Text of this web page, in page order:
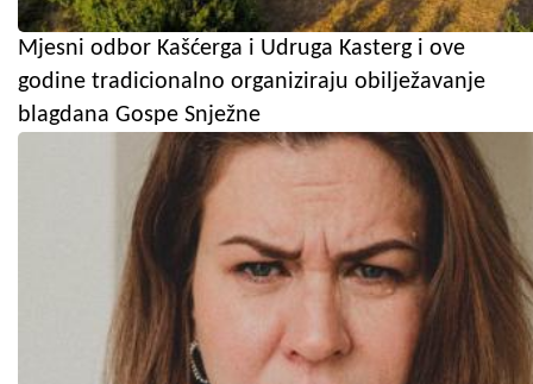
Mjesni odbor Kašćerga i Udruga Kasterg i ove
godine tradicionalno organiziraju obilježavanje
blagdana Gospe Snježne